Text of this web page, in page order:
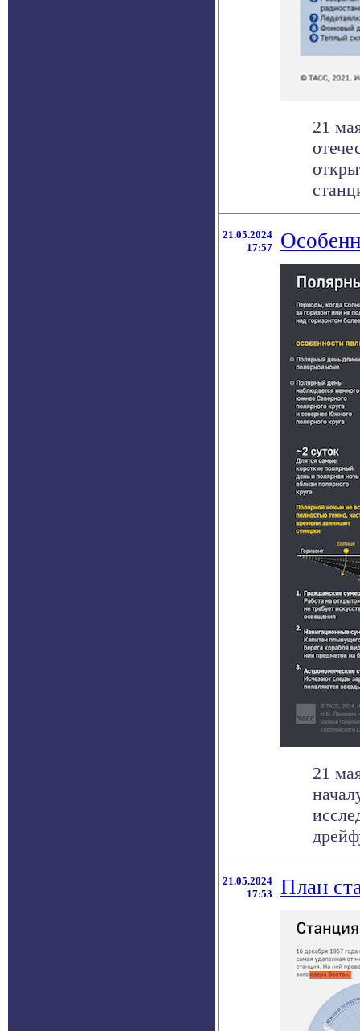
21
21.05.2024
17:57
21
21.05.2024
17:53
План